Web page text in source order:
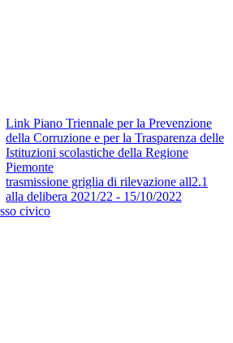
Link Piano Triennale per la Prevenzione
della Corruzione e per la Trasparenza delle
Istituzioni scolastiche della Regione
Piemonte
trasmissione griglia di rilevazione all2.1
alla delibera 2021/22 - 15/10/2022
civico